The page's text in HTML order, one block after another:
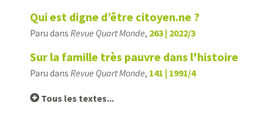
Qui est digne d’être citoyen.ne ?
Paru dans Revue Quart Monde, 263 | 2022/3
Sur la famille très pauvre dans l'histoire
Paru dans Revue Quart Monde, 141 | 1991/4
Tous les textes...